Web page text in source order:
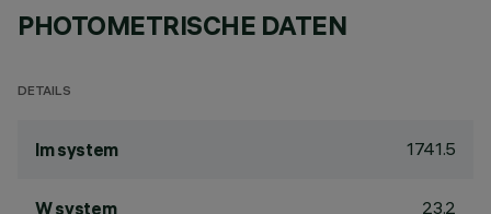
PHOTOMETRISCHE DATEN
DETAILS
lm system 1741.5
W system 23.2